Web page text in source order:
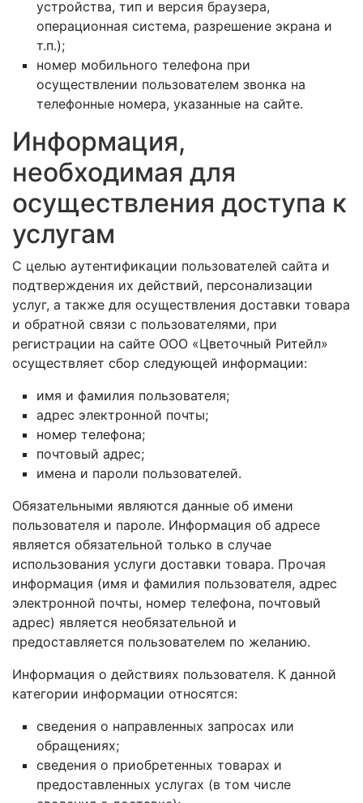
устройства, тип и версия браузера,
операционная система, разрешение экрана и
т.п.);
номер мобильного телефона при
осуществлении пользователем звонка на
телефонные номера, указанные на сайте.
Информация,
необходимая для
осуществления доступа к
услугам
С целью аутентификации пользователей сайта и
подтверждения их действий, персонализации
услуг, а также для осуществления доставки товара
и обратной связи с пользователями, при
регистрации на сайте ООО «Цветочный Ритейл»
осуществляет сбор следующей информации:
имя и фамилия пользователя;
адрес электронной почты;
номер телефона;
почтовый адрес;
имена и пароли пользователей.
Обязательными являются данные об имени
пользователя и пароле. Информация об адресе
является обязательной только в случае
использования услуги доставки товара. Прочая
информация (имя и фамилия пользователя, адрес
электронной почты, номер телефона, почтовый
адрес) является необязательной и
предоставляется пользователем по желанию.
Информация о действиях пользователя. К данной
категории информации относятся:
сведения о направленных запросах или
обращениях;
сведения о приобретенных товарах и
предоставленных услугах (в том числе